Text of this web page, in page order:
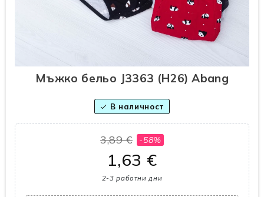
Мъжко бельо J3363 (H26) Abang
check В наличност
3,89 € -58%
1,63 €
2-3 работни дни